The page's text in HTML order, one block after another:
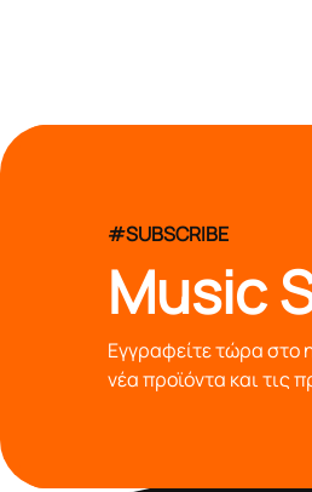
#SUBSCRIBE
Music
Εγγραφείτε τώρα στο
νέα προϊόντα και τις